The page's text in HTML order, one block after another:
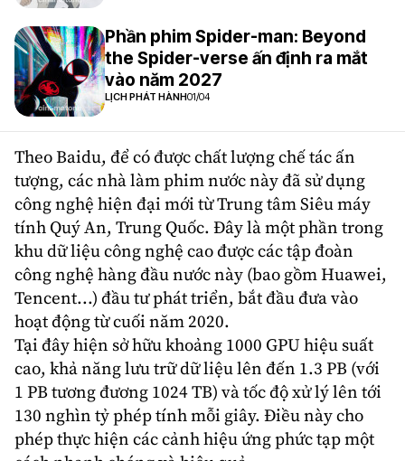
Phần phim Spider-man: Beyond
the Spider-verse ấn định ra mắt
vào năm 2027
LỊCH PHÁT HÀNH01/04
Theo Baidu, để có được chất lượng chế tác ấn
tượng, các nhà làm phim nước này đã sử dụng
công nghệ hiện đại mới từ Trung tâm Siêu máy
tính Quý An, Trung Quốc. Đây là một phần trong
khu dữ liệu công nghệ cao được các tập đoàn
công nghệ hàng đầu nước này (bao gồm Huawei,
Tencent...) đầu tư phát triển, bắt đầu đưa vào
hoạt động từ cuối năm 2020.
Tại đây hiện sở hữu khoảng 1000 GPU hiệu suất
cao, khả năng lưu trữ dữ liệu lên đến 1.3 PB (với
1 PB tương đương 1024 TB) và tốc độ xử lý lên tới
130 nghìn tỷ phép tính mỗi giây. Điều này cho
phép thực hiện các cảnh hiệu ứng phức tạp một